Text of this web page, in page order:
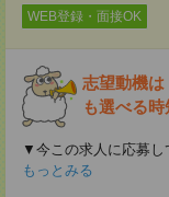
WEB登録・面接OK
志望動機
も選べる時
▼今この求人に応募し
もっとみる